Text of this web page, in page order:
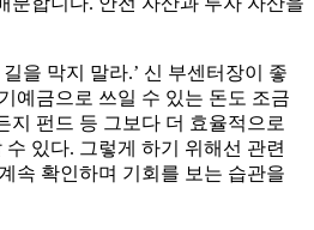
을 막지 말라.’ 신 부센터장이 좋
예금으로 쓰일 수 있는 돈도 조금
지 펀드 등 그보다 더 효율적으로
있다. 그렇게 하기 위해선 관련
속 확인하며 기회를 보는 습관을